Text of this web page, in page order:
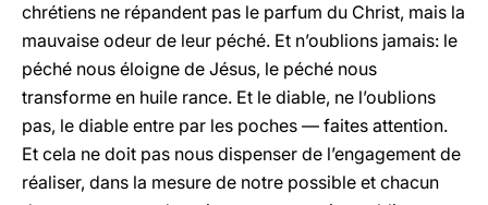
chrétiens ne répandent pas le parfum du Christ, mais la
mauvaise odeur de leur péché. Et n’oublions jamais: le
péché nous éloigne de Jésus, le péché nous
transforme en huile rance. Et le diable, ne l’oublions
pas, le diable entre par les poches — faites attention.
Et cela ne doit pas nous dispenser de l’engagement de
réaliser, dans la mesure de notre possible et chacun